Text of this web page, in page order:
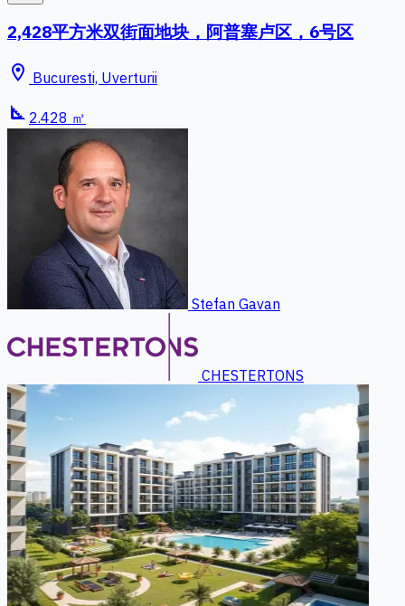
2,428平方米双街面地块，阿普塞卢区，6号区
location_on Bucuresti, Uverturii
square_foot 2.428 ㎡
Stefan Gavan
CHESTERTONS